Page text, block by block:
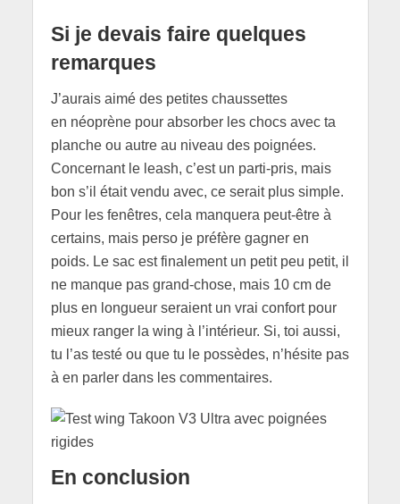
Si je devais faire quelques
remarques
J’aurais aimé des petites chaussettes
en néoprène pour absorber les chocs avec ta
planche ou autre au niveau des poignées.
Concernant le leash, c’est un parti-pris, mais
bon s’il était vendu avec, ce serait plus simple.
Pour les fenêtres, cela manquera peut-être à
certains, mais perso je préfère gagner en
poids. Le sac est finalement un petit peu petit, il
ne manque pas grand-chose, mais 10 cm de
plus en longueur seraient un vrai confort pour
mieux ranger la wing à l’intérieur. Si, toi aussi,
tu l’as testé ou que tu le possèdes, n’hésite pas
à en parler dans les commentaires.
En conclusion